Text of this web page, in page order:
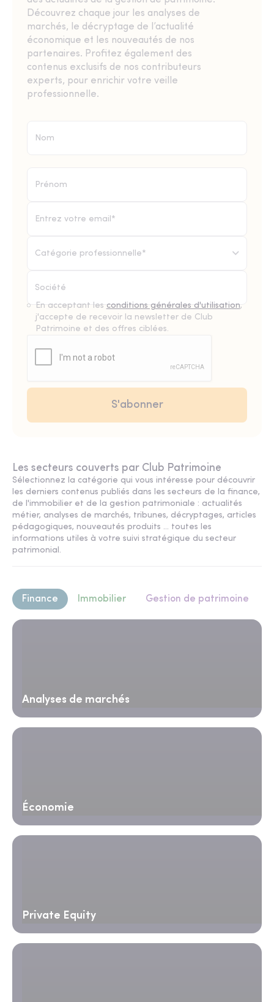
Découvrez chaque jour les analyses de
marchés, le décryptage de l’actualité
économique et les nouveautés de nos
partenaires. Profitez également des
contenus exclusifs de nos contributeurs
experts, pour enrichir votre veille
professionnelle.
Catégorie professionnelle*
En acceptant les conditions générales d'utilisation,
j'accepte de recevoir la newsletter de Club
Patrimoine et des offres ciblées.
Les secteurs couverts par Club Patrimoine
Sélectionnez la catégorie qui vous intéresse pour découvrir
les derniers contenus publiés dans les secteurs de la finance,
de l'immobilier et de la gestion patrimoniale : actualités
métier, analyses de marchés, tribunes, décryptages, articles
pédagogiques, nouveautés produits ... toutes les
informations utiles à votre suivi stratégique du secteur
patrimonial.
Finance Immobilier Gestion de patrimoine
Analyses de marchés
Économie
Private Equity